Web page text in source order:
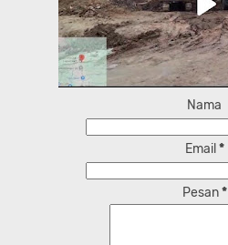
Nama
Email *
Pesan*